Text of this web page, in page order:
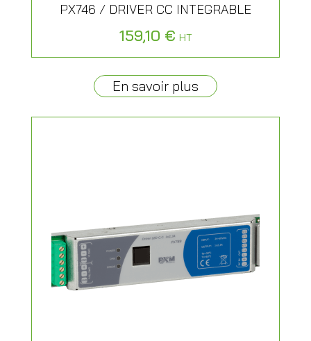
PX746 / DRIVER CC INTEGRABLE
159,10 € HT
En savoir plus